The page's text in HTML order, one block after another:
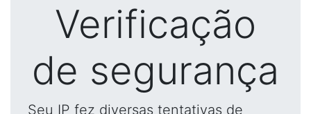
Verificação
de segurança
Seu IP fez diversas tentativas de